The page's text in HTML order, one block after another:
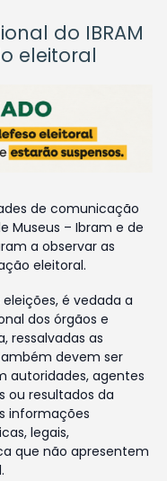
do IBRAM
eleitoral
de comunicação
Museus – Ibram e de
a observar as
eleitoral.
é vedada a
dos órgãos e
ressalvadas as
devem ser
autoridades, agentes
ou resultados da
informações
legais,
que não apresentem